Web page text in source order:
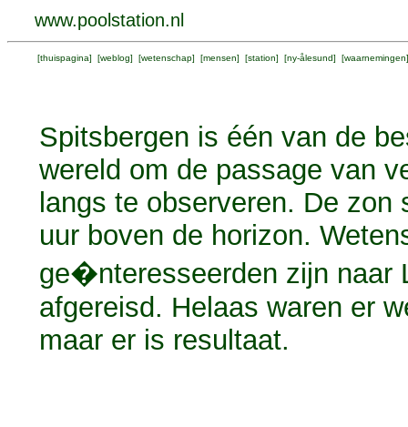
www.poolstation.nl
[thuispagina] [weblog] [wetenschap] [mensen] [station] [ny-ålesund] [waarnemingen
Spitsbergen is één van de
wereld om de passage van
langs te observeren. De zon
uur boven de horizon.
ge�nteresseerden zijn naar
afgereisd. Helaas waren er
maar er is resultaat.